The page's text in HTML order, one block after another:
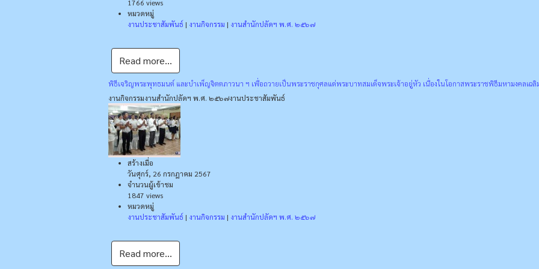
1766 views
หมวดหมู่
งานประชาสัมพันธ์ | งานกิจกรรม | งานสำนักปลัดฯ พ.ศ. ๒๕๖๗
Read more...
พิธีเจริญพระพุทธมนต์ และบำเพ็ญจิตตภาวนา ฯ เพื่อถวายเป็นพระราชกุศลแด่พระบาทสมเด็จพระเจ้าอยู่หัว เนื่องในโอกาสพระราชพิธีมหามงคลเฉ
งานกิจกรรมงานสำนักปลัดฯ พ.ศ. ๒๕๖๗งานประชาสัมพันธ์
สร้างเมื่อ
วันศุกร์, 26 กรกฎาคม 2567
จำนวนผู้เข้าชม
1847 views
หมวดหมู่
งานประชาสัมพันธ์ | งานกิจกรรม | งานสำนักปลัดฯ พ.ศ. ๒๕๖๗
Read more...